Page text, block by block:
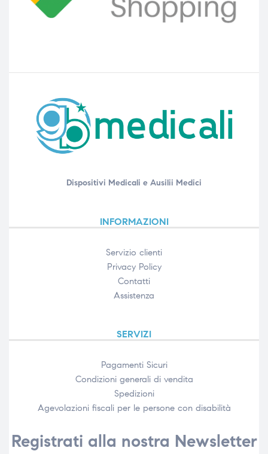
Dispositivi Medicali e Ausilii Medici
INFORMAZIONI
Servizio clienti
Privacy Policy
Contatti
Assistenza
SERVIZI
Pagamenti Sicuri
Condizioni generali di vendita
Spedizioni
Agevolazioni fiscali per le persone con disabilità​
Registrati alla nostra Newsletter